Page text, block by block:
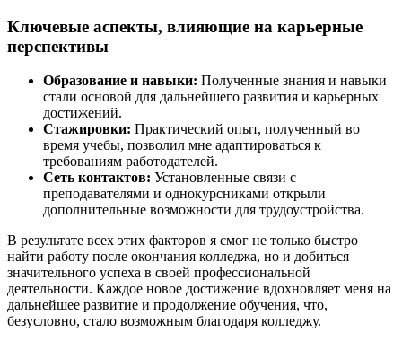
Ключевые аспекты, влияющие на карьерные
перспективы
Образование и навыки: Полученные знания и навыки
стали основой для дальнейшего развития и карьерных
достижений.
Стажировки: Практический опыт, полученный во
время учебы, позволил мне адаптироваться к
требованиям работодателей.
Сеть контактов: Установленные связи с
преподавателями и однокурсниками открыли
дополнительные возможности для трудоустройства.
В результате всех этих факторов я смог не только быстро
найти работу после окончания колледжа, но и добиться
значительного успеха в своей профессиональной
деятельности. Каждое новое достижение вдохновляет меня на
дальнейшее развитие и продолжение обучения, что,
безусловно, стало возможным благодаря колледжу.